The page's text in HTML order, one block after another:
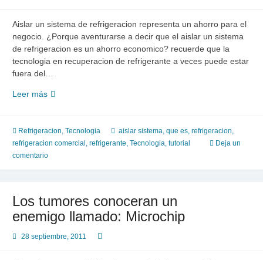
Aislar un sistema de refrigeracion representa un ahorro para el
negocio. ¿Porque aventurarse a decir que el aislar un sistema
de refrigeracion es un ahorro economico? recuerde que la
tecnologia en recuperacion de refrigerante a veces puede estar
fuera del…
Leer másAislar
en
refrigeracion
comercial,
es
Refrigeracion, Tecnologia aislar sistema, que es, refrigeracion,
refrigeracion comercial , refrigerante, Tecnologia, tutorial
Deja un
comentario
Los tumores conoceran un
enemigo llamado: Microchip
28 septiembre, 2011